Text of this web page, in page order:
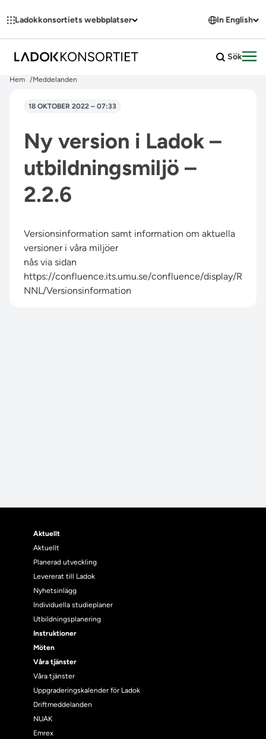
Ladokkonsortiets webbplatser In English
Sök
Hem Meddelanden
18 OKTOBER 2022 – 07:33
Ny version i Ladok –
utbildningsmiljö –
2.2.6
Versionsinformation samt information om aktuella
versioner i våra miljöer
nås via sidan
https://confluence.its.umu.se/confluence/display/R
NNL/Versionsinformation
Aktuellt
Aktuellt
Planerad utveckling
Levererat till Ladok
Nyhetsinlägg
Individuella studieplaner
Utbildningsplanering
Instruktioner
Möten
Våra tjänster
Våra tjänster
Uppgraderingskalender för Ladok
Driftmeddelanden
NUAK
Emrex